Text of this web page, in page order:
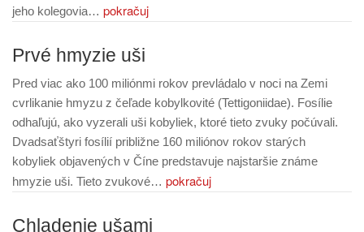
jeho kolegovia… pokračuj
Prvé hmyzie uši
Pred viac ako 100 miliónmi rokov prevládalo v noci na Zemi
cvrlikanie hmyzu z čeľade kobylkovité (Tettigoniidae). Fosílie
odhaľujú, ako vyzerali uši kobyliek, ktoré tieto zvuky počúvali.
Dvadsaťštyri fosílií približne 160 miliónov rokov starých
kobyliek objavených v Číne predstavuje najstaršie známe
hmyzie uši. Tieto zvukové… pokračuj
Chladenie ušami